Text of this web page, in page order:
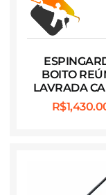
BOITO
LAVRADA
R$